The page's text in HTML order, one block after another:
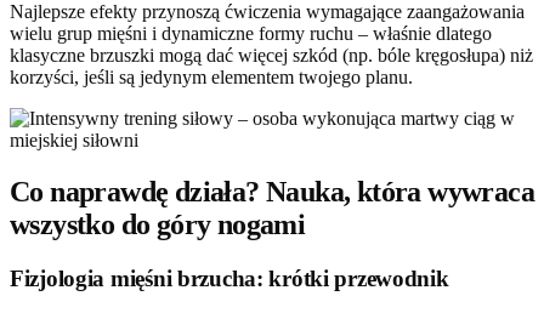
Najlepsze efekty przynoszą ćwiczenia wymagające zaangażowania
wielu grup mięśni i dynamiczne formy ruchu – właśnie dlatego
klasyczne brzuszki mogą dać więcej szkód (np. bóle kręgosłupa) niż
korzyści, jeśli są jedynym elementem twojego planu.
Co naprawdę działa? Nauka, która wywraca
wszystko do góry nogami
Fizjologia mięśni brzucha: krótki przewodnik